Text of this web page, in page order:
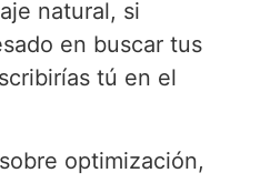
natural, si
en buscar tus
tú en el
optimización,